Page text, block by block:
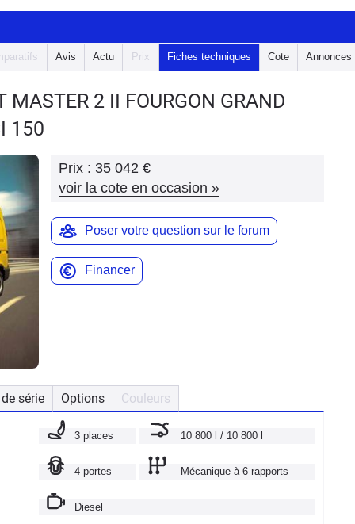
Avis Actu Prix Fiches techniques Cote Annonces
MASTER 2 II FOURGON GRAND
150
Prix : 35 042 €
voir la cote en occasion »
Poser votre question sur le forum
Financer
série Options Couleurs
3 places 10 800 l / 10 800 l
4 portes Mécanique à 6 rapports
Diesel